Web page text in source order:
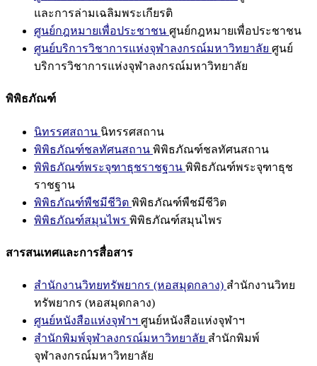
และการล่ามเฉลิมพระเกียรติ
ศูนย์กฎหมายเพื่อประชาชน ศูนย์กฎหมายเพื่อประชาชน
ศูนย์บริการวิชาการแห่งจุฬาลงกรณ์มหาวิทยาลัย ศูนย์
บริการวิชาการแห่งจุฬาลงกรณ์มหาวิทยาลัย
พิพิธภัณฑ์
นิทรรศสถาน นิทรรศสถาน
พิพิธภัณฑ์ชลทัศนสถาน พิพิธภัณฑ์ชลทัศนสถาน
พิพิธภัณฑ์พระจุฑาธุชราชฐาน พิพิธภัณฑ์พระจุฑาธุช
ราชฐาน
พิพิธภัณฑ์พืชมีชีวิต พิพิธภัณฑ์พืชมีชีวิต
พิพิธภัณฑ์สมุนไพร พิพิธภัณฑ์สมุนไพร
สารสนเทศและการสื่อสาร
สำนักงานวิทยทรัพยากร (หอสมุดกลาง) สำนักงานวิทย
ทรัพยากร (หอสมุดกลาง)
ศูนย์หนังสือแห่งจุฬาฯ ศูนย์หนังสือแห่งจุฬาฯ
สำนักพิมพ์จุฬาลงกรณ์มหาวิทยาลัย สำนักพิมพ์
จุฬาลงกรณ์มหาวิทยาลัย